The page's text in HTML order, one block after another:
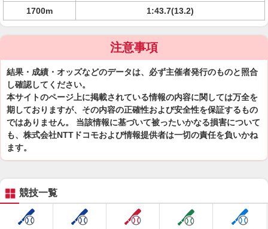
1700m
1:43.7(13.2)
注意事項
結果・成績・オッズなどのデータは、必ず主催者発行のものと照合
し確認してください。
本サイトのページ上に掲載されている情報の内容に関しては万全を
期しておりますが、その内容の正確性および安全性を保証するもの
ではありません。 当該情報に基づいて被ったいかなる損害について
も、株式会社NTTドコモおよび情報提供者は一切の責任を負いかね
ます。
競技一覧